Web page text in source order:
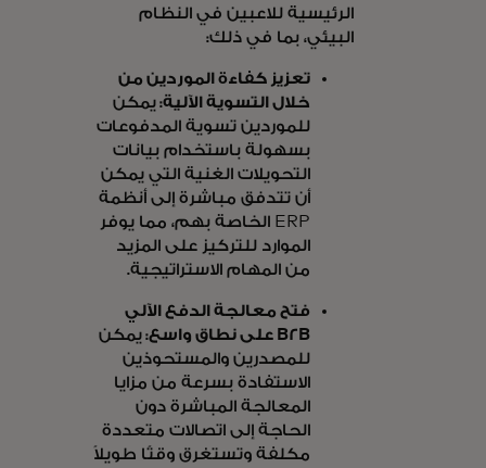
الرئيسية للاعبين في النظام
البيئي، بما في ذلك:
تعزيز كفاءة الموردين من
خلال التسوية الآلية:يمكن
للموردين تسوية المدفوعات
بسهولة باستخدام بيانات
التحويلات الغنية التي يمكن
أن تتدفق مباشرة إلى أنظمة
ERP الخاصة بهم، مما يوفر
الموارد للتركيز على المزيد
من المهام الاستراتيجية.
فتح معالجة الدفع الآلي
B2B على نطاق واسع:
يمكن
للمصدرين والمستحوذين
الاستفادة بسرعة من مزايا
المعالجة المباشرة دون
الحاجة إلى اتصالات متعددة
مكلفة وتستغرق وقتًا طويلاً